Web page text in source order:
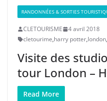
RANDONNÉES & SORTIES
CLETOURISME
4 avril 2018
cletourime,harry potter,london,
Visite des
tour London –
Read More